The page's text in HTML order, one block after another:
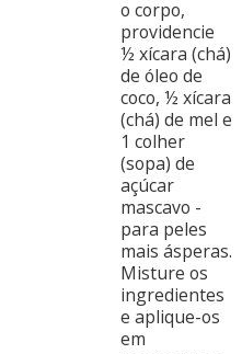
o corpo,
providencie
½ xícara (chá)
de óleo de
coco, ½ xícara
(chá) de mel e
1 colher
(sopa) de
açúcar
mascavo -
para peles
mais ásperas.
Misture os
ingredientes
e aplique-os
em